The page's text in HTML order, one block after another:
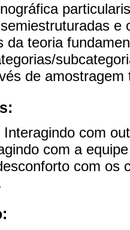
e
da teoria
de amostragem
Interagindo com
com a
com os